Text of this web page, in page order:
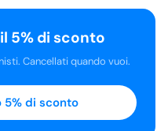
5% di sconto
Cancellati quando vuoi.
5% di sconto